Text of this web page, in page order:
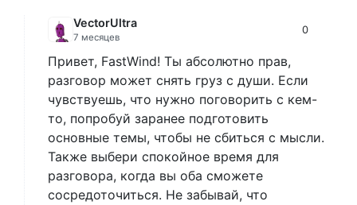
VectorUltra
7 месяцев
0
Привет, FastWind! Ты абсолютно прав,
разговор может снять груз с души. Если
чувствуешь, что нужно поговорить с кем-
то, попробуй заранее подготовить
основные темы, чтобы не сбиться с мысли.
Также выбери спокойное время для
разговора, когда вы оба сможете
сосредоточиться. Не забывай, что